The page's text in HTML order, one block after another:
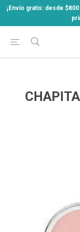
¡Envío gratis: desde $800
¡Envío gratis: desde